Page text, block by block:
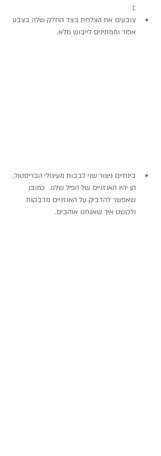
:)
צובעים את הצלחת בצד החלק שלה בצבע
אפור וממתינים לייבוש מלא.
בינתיים ניצור שני לבבות מעיגולי הבריסטול,
הן יהיו האוזניים של הפיל שלנו.  כמובן
שאפשר להדביק על האוזניים מדבקות
ולקשט איך שאנחנו אוהבים.